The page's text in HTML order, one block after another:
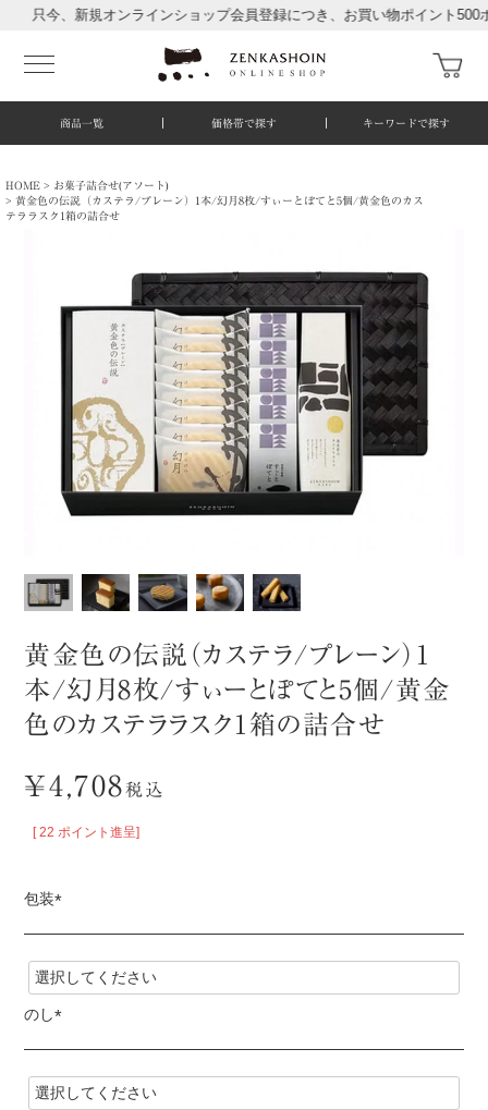
、新規オンラインショップ会員登録につき、お買い物ポイント500ポイ
商品一覧 価格帯で探す キーワードで探す
HOME
お菓子詰合せ(アソート)
黄金色の伝説（カステラ/プレーン）1本/幻月8枚/すぃーとぽてと5個/黄金色のカス
テララスク1箱の詰合せ
黄金色の伝説（カステラ/プレーン）1
本/幻月8枚/すぃーとぽてと5個/黄金
色のカステララスク1箱の詰合せ
¥4,708税込
[ 22 ポイント進呈]
包装
(
必
須
)
のし
(
須